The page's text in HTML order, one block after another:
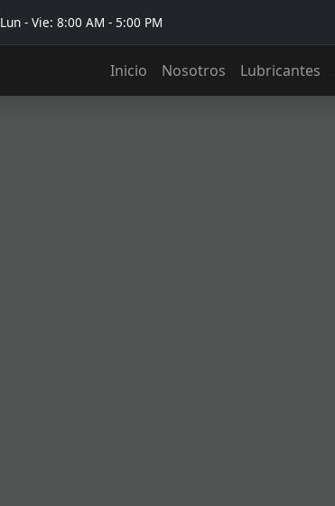
Lun - Vie: 8:00 AM - 5:00 PM
Inicio Nosotros Lubricantes